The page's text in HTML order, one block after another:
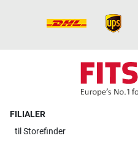
FILIALER
til Storefinder